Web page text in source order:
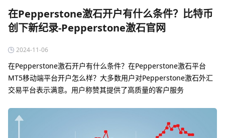
在Pepperstone激石开户有什么条件？比特币
创下新纪录-Pepperstone激石官网
2024-11-06
在Pepperstone激石开户有什么条件？在Pepperstone激石平台
MT5移动端平台开户怎么样？大多数用户对Pepperstone激石外汇
交易平台表示满意。用户称赞其提供了高质量的客户服务